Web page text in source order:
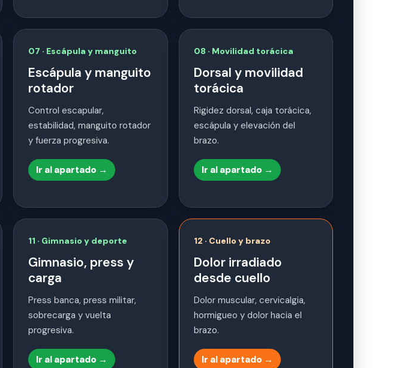
07 · Escápula y manguito
Escápula y manguito
rotador
Control escapular,
estabilidad, manguito rotador
y fuerza progresiva.
Ir al apartado →
08 · Movilidad torácica
Dorsal y movilidad
torácica
Rigidez dorsal, caja torácica,
escápula y elevación del
brazo.
Ir al apartado →
11 · Gimnasio y deporte
Gimnasio, press y
carga
Press banca, press militar,
sobrecarga y vuelta
progresiva.
Ir al apartado →
12 · Cuello y brazo
Dolor irradiado
desde cuello
Dolor muscular, cervicalgia,
hormigueo y dolor hacia el
brazo.
Ir al apartado →